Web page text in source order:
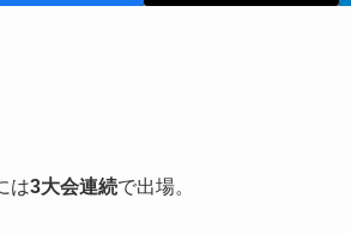
は3大会連続で出場。